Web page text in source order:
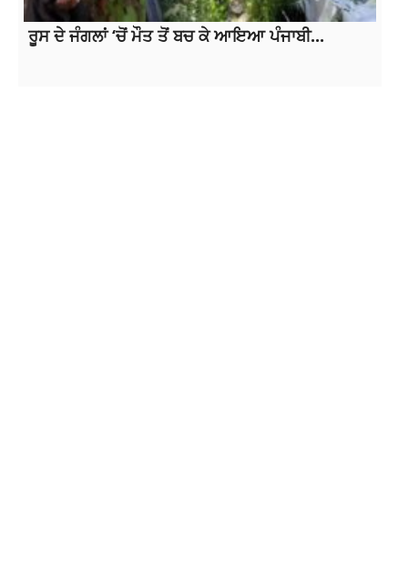
ਰੂਸ ਦੇ ਜੰਗਲਾਂ ‘ਚੋਂ ਮੌਤ ਤੋਂ ਬਚ ਕੇ ਆਇਆ ਪੰਜਾਬੀ...